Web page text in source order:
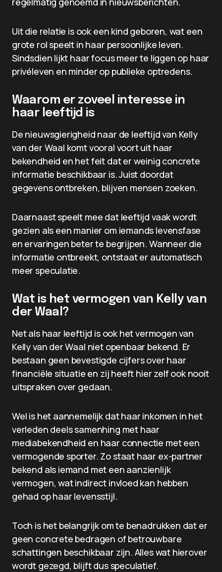
Uit die relatie is ook een kind geboren, wat een
grote rol speelt in haar persoonlijke leven.
Sindsdien lijkt haar focus meer te liggen op haar
privéleven en minder op publieke optredens.
Waarom er zoveel interesse in
haar leeftijd is
De nieuwsgierigheid naar de leeftijd van Kelly
van der Waal komt vooral voort uit haar
bekendheid en het feit dat er weinig concrete
informatie beschikbaar is. Juist doordat
gegevens ontbreken, blijven mensen zoeken.
Daarnaast speelt mee dat leeftijd vaak wordt
gezien als een manier om iemands levensfase
en ervaringen beter te begrijpen. Wanneer die
informatie ontbreekt, ontstaat er automatisch
meer speculatie.
Wat is het vermogen van Kelly van
der Waal?
Net als haar leeftijd is ook het vermogen van
Kelly van der Waal niet openbaar bekend. Er
bestaan geen bevestigde cijfers over haar
financiële situatie en zij heeft hier zelf ook nooit
uitspraken over gedaan.
Wel is het aannemelijk dat haar inkomen in het
verleden deels samenhing met haar
mediabekendheid en haar connectie met een
vermogende sporter. Zo staat haar ex-partner
bekend als iemand met een aanzienlijk
vermogen, wat indirect invloed kan hebben
gehad op haar levensstijl.
Toch is het belangrijk om te benadrukken dat er
geen concrete bedragen of betrouwbare
schattingen beschikbaar zijn. Alles wat hierover
wordt gezegd, blijft dus speculatief.